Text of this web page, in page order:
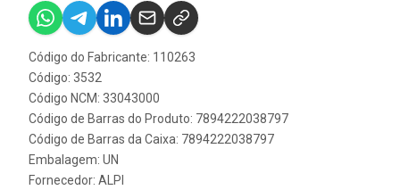
Código do Fabricante: 110263
Código: 3532
Código NCM: 33043000
Código de Barras do Produto: 7894222038797
Código de Barras da Caixa: 7894222038797
Embalagem: UN
Fornecedor: ALPI